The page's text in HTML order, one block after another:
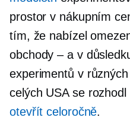
prostor v nákupním
tím, že nabízel
obchody – av
experimentů v
celých USA se
otevřítceloročně.